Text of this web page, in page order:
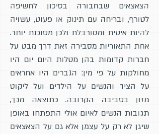
הצאצאים שבחבורה בסיכון לחשיפה
לטורף, ובריחה עם תינוק או פעוט, עשויה
להיות איטית ומסורבלת ולכן מסוכנת יותר.
אחת התאוריות מסבירה זאת דרך מבט על
חברות קדומות בהן מטלות היום יום היו
מחולקות על פי מין: הגברים היו אחראים
על הציד והנשים על הילדים ועל ליקוט
מזון בסביבה הקרובה. כתוצאה מכך,
תגובות הנשים לאיום אולי התפתחו באופן
שיגן לא רק על עצמן אלא גם על הצאצאים